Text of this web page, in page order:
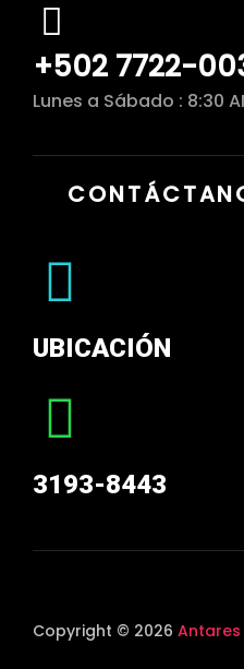
+502 7722-
Lunes a Sábado : 8:30
UBICACIÓN
3193-8443
Copyright © 2026